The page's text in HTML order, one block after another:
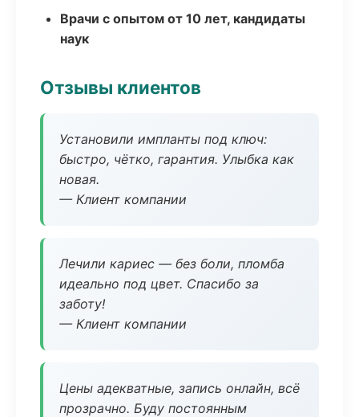
Врачи с опытом от 10 лет, кандидаты
наук
Отзывы клиентов
Установили импланты под ключ:
быстро, чётко, гарантия. Улыбка как
новая.
— Клиент компании
Лечили кариес — без боли, пломба
идеально под цвет. Спасибо за
заботу!
— Клиент компании
Цены адекватные, запись онлайн, всё
прозрачно. Буду постоянным